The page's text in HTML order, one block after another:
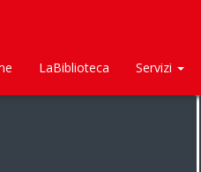
LaBiblioteca Servizi